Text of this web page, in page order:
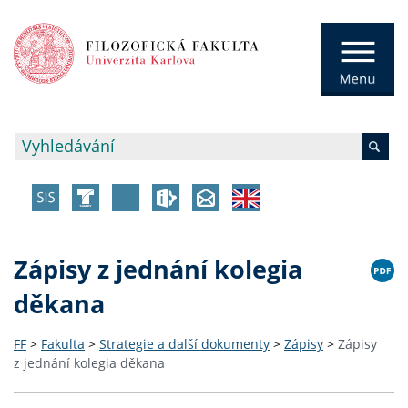
Zápisy z jednání kolegia
děkana
FF > Fakulta > Strategie a další dokumenty > Zápisy > Zápisy
z jednání kolegia děkana